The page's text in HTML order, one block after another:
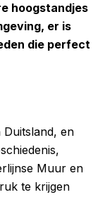
hoogstandjes
er is
die perfect
Duitsland, en
Muur en
te krijgen